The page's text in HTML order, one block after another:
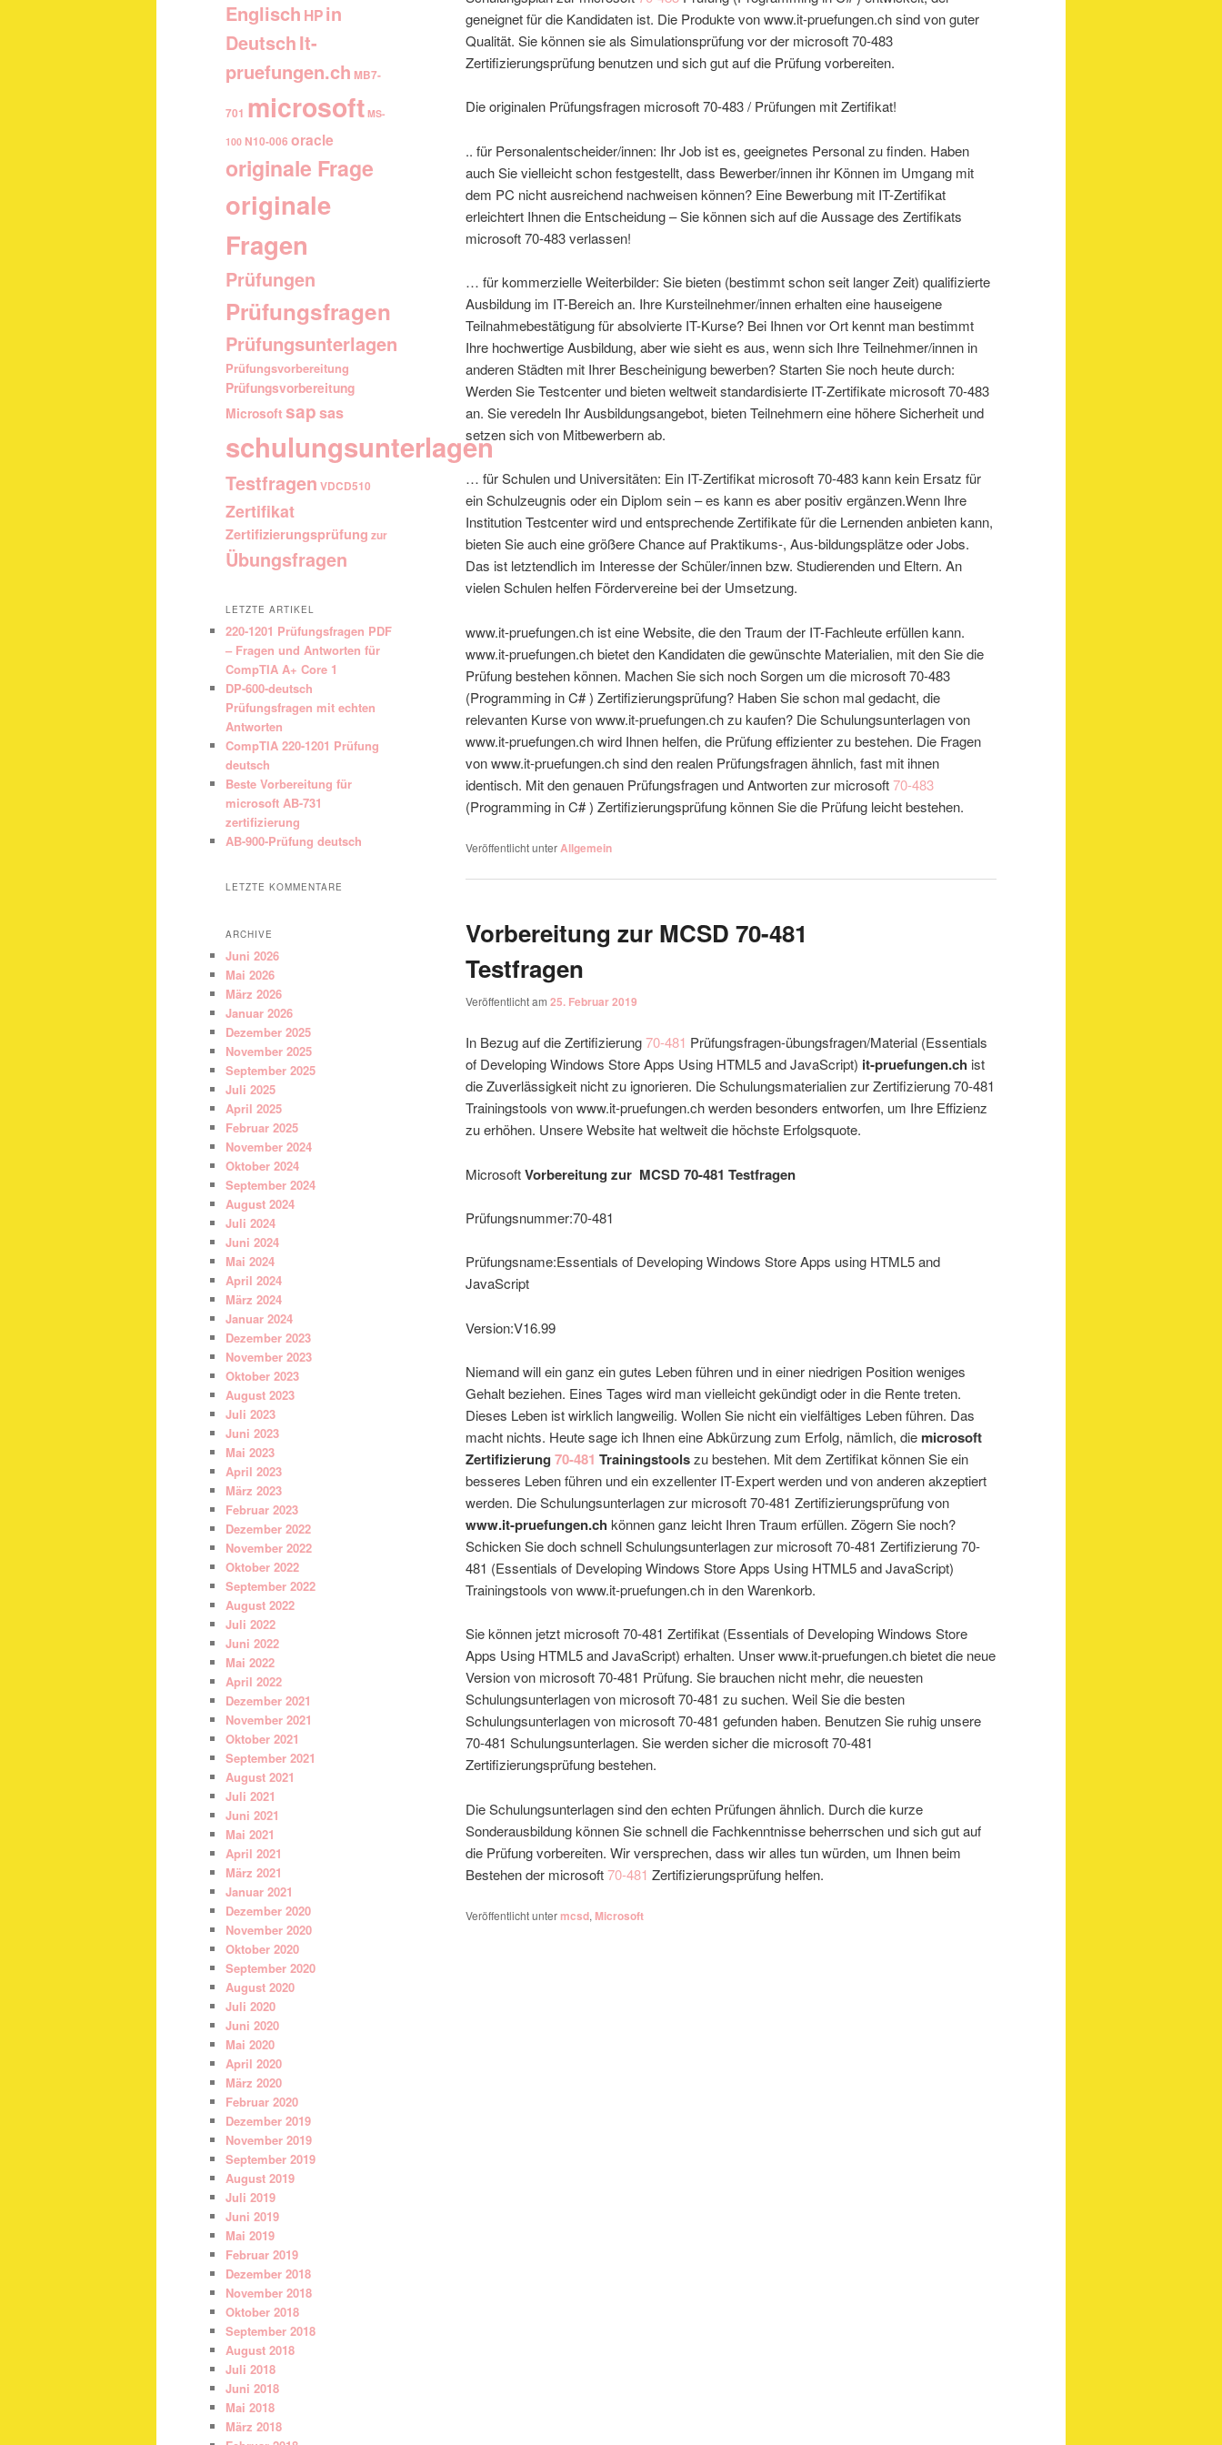
geneignet für die Kandidaten ist. Die Produkte von www.it-pruefungen.ch sind von guter
Qualität. Sie können sie als Simulationsprüfung vor der microsoft 70-483
Zertifizierungsprüfung benutzen und sich gut auf die Prüfung vorbereiten.
Die originalen Prüfungsfragen microsoft 70-483 / Prüfungen mit Zertifikat!
.. für Personalentscheider/innen: Ihr Job ist es, geeignetes Personal zu finden. Haben
auch Sie vielleicht schon festgestellt, dass Bewerber/innen ihr Können im Umgang mit
dem PC nicht ausreichend nachweisen können? Eine Bewerbung mit IT-Zertifikat
erleichtert Ihnen die Entscheidung – Sie können sich auf die Aussage des Zertifikats
microsoft 70-483 verlassen!
… für kommerzielle Weiterbilder: Sie bieten (bestimmt schon seit langer Zeit) qualifizierte
Ausbildung im IT-Bereich an. Ihre Kursteilnehmer/innen erhalten eine hauseigene
Teilnahmebestätigung für absolvierte IT-Kurse? Bei Ihnen vor Ort kennt man bestimmt
Ihre hochwertige Ausbildung, aber wie sieht es aus, wenn sich Ihre Teilnehmer/innen in
anderen Städten mit Ihrer Bescheinigung bewerben? Starten Sie noch heute durch:
Werden Sie Testcenter und bieten weltweit standardisierte IT-Zertifikate microsoft 70-483
an. Sie veredeln Ihr Ausbildungsangebot, bieten Teilnehmern eine höhere Sicherheit und
setzen sich von Mitbewerbern ab.
… für Schulen und Universitäten: Ein IT-Zertifikat microsoft 70-483 kann kein Ersatz für
ein Schulzeugnis oder ein Diplom sein – es kann es aber positiv ergänzen.Wenn Ihre
Institution Testcenter wird und entsprechende Zertifikate für die Lernenden anbieten kann,
bieten Sie auch eine größere Chance auf Praktikums-, Aus-bildungsplätze oder Jobs.
Das ist letztendlich im Interesse der Schüler/innen bzw. Studierenden und Eltern. An
vielen Schulen helfen Fördervereine bei der Umsetzung.
www.it-pruefungen.ch ist eine Website, die den Traum der IT-Fachleute erfüllen kann.
www.it-pruefungen.ch bietet den Kandidaten die gewünschte Materialien, mit den Sie die
Prüfung bestehen können. Machen Sie sich noch Sorgen um die microsoft 70-483
(Programming in C# ) Zertifizierungsprüfung? Haben Sie schon mal gedacht, die
relevanten Kurse von www.it-pruefungen.ch zu kaufen? Die Schulungsunterlagen von
www.it-pruefungen.ch wird Ihnen helfen, die Prüfung effizienter zu bestehen. Die Fragen
von www.it-pruefungen.ch sind den realen Prüfungsfragen ähnlich, fast mit ihnen
identisch. Mit den genauen Prüfungsfragen und Antworten zur microsoft70-483
(Programming in C# ) Zertifizierungsprüfung können Sie die Prüfung leicht bestehen.
Veröffentlicht unterAllgemein
Vorbereitung zur MCSD 70-481
Testfragen
Veröffentlicht am 25. Februar 2019
In Bezug auf die Zertifizierung70-481 Prüfungsfragen-übungsfragen/Material (Essentials
of Developing Windows Store Apps Using HTML5 and JavaScript) it-pruefungen.ch ist
die Zuverlässigkeit nicht zu ignorieren. Die Schulungsmaterialien zur Zertifizierung 70-481
Trainingstools von www.it-pruefungen.ch werden besonders entworfen, um Ihre Effizienz
zu erhöhen. Unsere Website hat weltweit die höchste Erfolgsquote.
MicrosoftVorbereitung zur MCSD 70-481 Testfragen
Prüfungsnummer:70-481
Prüfungsname:Essentials of Developing Windows Store Apps using HTML5 and
JavaScript
Version:V16.99
Niemand will ein ganz ein gutes Leben führen und in einer niedrigen Position weniges
Gehalt beziehen. Eines Tages wird man vielleicht gekündigt oder in die Rente treten.
Dieses Leben ist wirklich langweilig. Wollen Sie nicht ein vielfältiges Leben führen. Das
macht nichts. Heute sage ich Ihnen eine Abkürzung zum Erfolg, nämlich, die microsoft
Zertifizierung 70-481 Trainingstoolszu bestehen. Mit dem Zertifikat können Sie ein
besseres Leben führen und ein exzellenter IT-Expert werden und von anderen akzeptiert
werden. Die Schulungsunterlagen zur microsoft 70-481 Zertifizierungsprüfung von
www.it-pruefungen.ch können ganz leicht Ihren Traum erfüllen. Zögern Sie noch?
Schicken Sie doch schnell Schulungsunterlagen zur microsoft 70-481 Zertifizierung 70-
481 (Essentials of Developing Windows Store Apps Using HTML5 and JavaScript)
Trainingstools von www.it-pruefungen.ch in den Warenkorb.
Sie können jetzt microsoft 70-481 Zertifikat (Essentials of Developing Windows Store
Apps Using HTML5 and JavaScript) erhalten. Unser www.it-pruefungen.ch bietet die neue
Version von microsoft 70-481 Prüfung. Sie brauchen nicht mehr, die neuesten
Schulungsunterlagen von microsoft 70-481 zu suchen. Weil Sie die besten
Schulungsunterlagen von microsoft 70-481 gefunden haben. Benutzen Sie ruhig unsere
70-481 Schulungsunterlagen. Sie werden sicher die microsoft 70-481
Zertifizierungsprüfung bestehen.
Die Schulungsunterlagen sind den echten Prüfungen ähnlich. Durch die kurze
Sonderausbildung können Sie schnell die Fachkenntnisse beherrschen und sich gut auf
die Prüfung vorbereiten. Wir versprechen, dass wir alles tun würden, um Ihnen beim
Bestehen der microsoft70-481 Zertifizierungsprüfung helfen.
Veröffentlicht untermcsd, Microsoft
Englisch HPin
DeutschIt-
pruefungen.ch MB7-
701 microsoft MS-
100 N10-006 oracle
originale Frage
originale
Fragen
Prüfungen
Prüfungsfragen
Prüfungsunterlagen
Prüfungsvorbereitung
Prüfungsvorbereitung
Microsoft sapsas
schulungsunterlagen
Testfragen VDCD510
Zertifikat
Zertifizierungsprüfung zur
Übungsfragen
LETZTE ARTIKEL
220-1201 Prüfungsfragen PDF
– Fragen und Antworten für
CompTIA A+ Core 1
DP-600-deutsch
Prüfungsfragen mit echten
Antworten
CompTIA 220-1201 Prüfung
deutsch
Beste Vorbereitung für
microsoft AB-731
zertifizierung
AB-900-Prüfung deutsch
LETZTE KOMMENTARE
ARCHIVE
Juni 2026
Mai 2026
März 2026
Januar 2026
Dezember 2025
November 2025
September 2025
Juli 2025
April 2025
Februar 2025
November 2024
Oktober 2024
September 2024
August 2024
Juli 2024
Juni 2024
Mai 2024
April 2024
März 2024
Januar 2024
Dezember 2023
November 2023
Oktober 2023
August 2023
Juli 2023
Juni 2023
Mai 2023
April 2023
März 2023
Februar 2023
Dezember 2022
November 2022
Oktober 2022
September 2022
August 2022
Juli 2022
Juni 2022
Mai 2022
April 2022
Dezember 2021
November 2021
Oktober 2021
September 2021
August 2021
Juli 2021
Juni 2021
Mai 2021
April 2021
März 2021
Januar 2021
Dezember 2020
November 2020
Oktober 2020
September 2020
August 2020
Juli 2020
Juni 2020
Mai 2020
April 2020
März 2020
Februar 2020
Dezember 2019
November 2019
September 2019
August 2019
Juli 2019
Juni 2019
Mai 2019
Februar 2019
Dezember 2018
November 2018
Oktober 2018
September 2018
August 2018
Juli 2018
Juni 2018
Mai 2018
März 2018